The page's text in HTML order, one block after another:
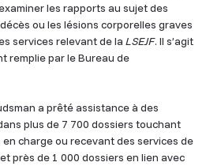
les rapports au sujet des
ou les lésions corporelles graves
services relevant de la LSEJF. Il s’agit
remplie par le Bureau de
a prêté assistance à des
plus de 7 700 dossiers touchant
charge ou recevant des services de
près de 1 000 dossiers en lien avec